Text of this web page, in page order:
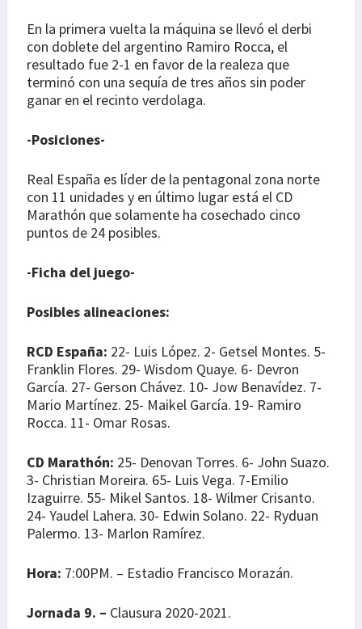
En la primera vuelta la máquina se llevó el derbi
con doblete del argentino Ramiro Rocca, el
resultado fue 2-1 en favor de la realeza que
terminó con una sequía de tres años sin poder
ganar en el recinto verdolaga.
-Posiciones-
Real España es líder de la pentagonal zona norte
con 11 unidades y en último lugar está el CD
Marathón que solamente ha cosechado cinco
puntos de 24 posibles.
-Ficha del juego-
Posibles alineaciones:
RCD España: 22- Luis López. 2- Getsel Montes. 5-
Franklin Flores. 29- Wisdom Quaye. 6- Devron
García. 27- Gerson Chávez. 10- Jow Benavídez. 7-
Mario Martínez. 25- Maikel García. 19- Ramiro
Rocca. 11- Omar Rosas.
CD Marathón: 25- Denovan Torres. 6- John Suazo.
3- Christian Moreira. 65- Luis Vega. 7-Emilio
Izaguirre. 55- Mikel Santos. 18- Wilmer Crisanto.
24- Yaudel Lahera. 30- Edwin Solano. 22- Ryduan
Palermo. 13- Marlon Ramírez.
Hora: 7:00PM. – Estadio Francisco Morazán.
Jornada 9. – Clausura 2020-2021.